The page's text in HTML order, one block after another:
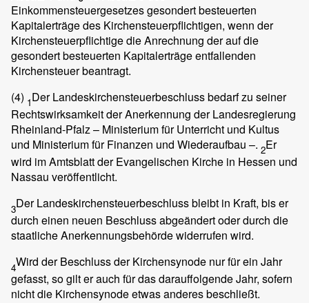
Einkommensteuergesetzes gesondert besteuerten
Kapitalerträge des Kirchensteuerpflichtigen, wenn der
Kirchensteuerpflichtige die Anrechnung der auf die
gesondert besteuerten Kapitalerträge entfallenden
Kirchensteuer beantragt.
(4) 1Der Landeskirchensteuerbeschluss bedarf zu seiner
Rechtswirksamkeit der Anerkennung der Landesregierung
Rheinland-Pfalz – Ministerium für Unterricht und Kultus
und Ministerium für Finanzen und Wiederaufbau –. 2Er
wird im Amtsblatt der Evangelischen Kirche in Hessen und
Nassau veröffentlicht.
3Der Landeskirchensteuerbeschluss bleibt in Kraft, bis er
durch einen neuen Beschluss abgeändert oder durch die
staatliche Anerkennungsbehörde widerrufen wird.
4Wird der Beschluss der Kirchensynode nur für ein Jahr
gefasst, so gilt er auch für das darauffolgende Jahr, sofern
nicht die Kirchensynode etwas anderes beschließt.